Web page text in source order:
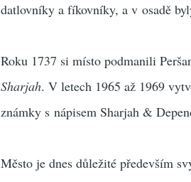
datlovníky a fíkovníky, a v osadě
Roku 1737 si místo podmanili
Sharjah. V letech 1965 až 1969
známky s nápisem Sharjah &
Město je dnes důležité především